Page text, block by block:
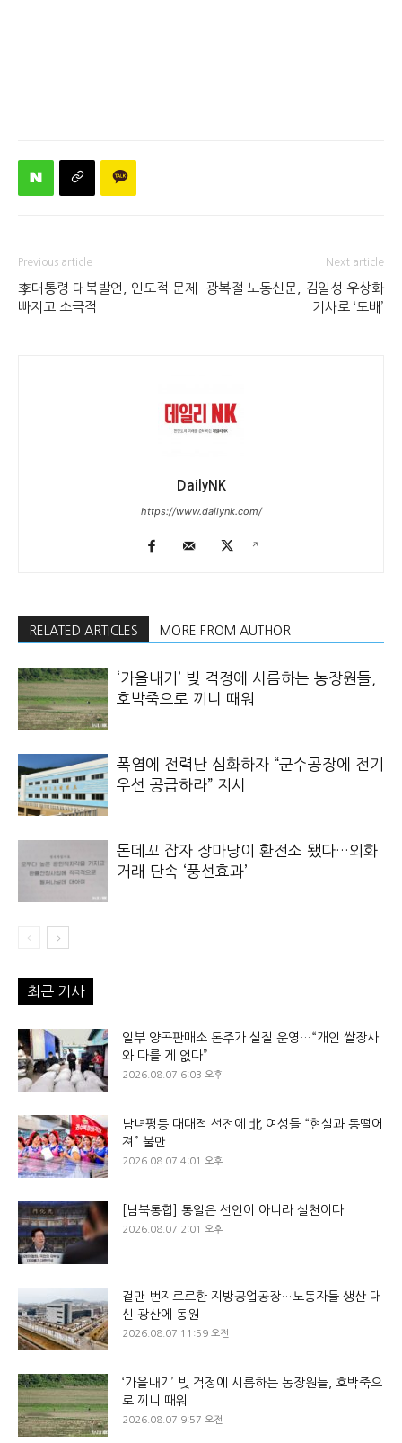
Previous article
李대통령 대북발언, 인도적 문제
빠지고 소극적
Next article
광복절 노동신문, 김일성 우상화
기사로 ‘도배’
DailyNK
https://www.dailynk.com/
RELATED ARTICLES MORE FROM AUTHOR
‘가을내기’ 빚 걱정에 시름하는 농장원들,
호박죽으로 끼니 때워
폭염에 전력난 심화하자 “군수공장에 전기
우선 공급하라” 지시
돈데꼬 잡자 장마당이 환전소 됐다…외화
거래 단속 ‘풍선효과’
최근 기사
일부 양곡판매소 돈주가 실질 운영…“개인 쌀장사
와 다를 게 없다”
2026.08.07 6:03 오후
남녀평등 대대적 선전에 北 여성들 “현실과 동떨어
져” 불만
2026.08.07 4:01 오후
[남북통합] 통일은 선언이 아니라 실천이다
2026.08.07 2:01 오후
겉만 번지르르한 지방공업공장…노동자들 생산 대
신 광산에 동원
2026.08.07 11:59 오전
‘가을내기’ 빚 걱정에 시름하는 농장원들, 호박죽으
로 끼니 때워
2026.08.07 9:57 오전